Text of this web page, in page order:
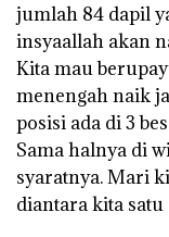
jumlah 84 dapil
insyaallah akan
Kita mau
menengah naik
posisi ada di 3
Sama halnya di
syaratnya. Mari
diantara kita satu